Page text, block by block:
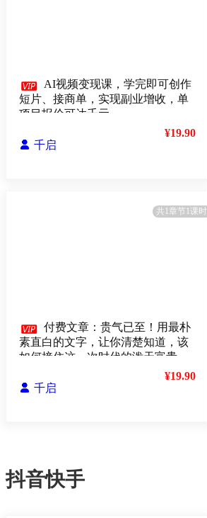
 AI视频变现课，学完即可创作
短片、接商单，实现副业增收，单
项目报价可达千元
 千启
¥19.90
共1章节1课时
 付费文章：贵气已至！用最朴
素直白的文字，让你清楚知道，该
如何接住这一次时代的泼天富贵
 千启
¥19.90
抖音快手